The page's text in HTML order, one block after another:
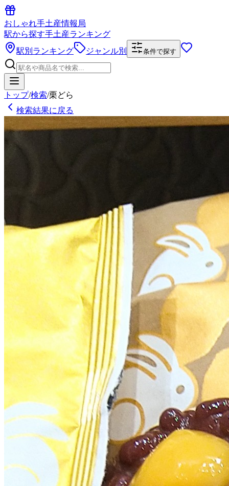
おしゃれ手土産情報局
駅から探す手土産ランキング
駅別ランキング
ジャンル別 条件で探す
トップ/検索/栗どら
検索結果に戻る